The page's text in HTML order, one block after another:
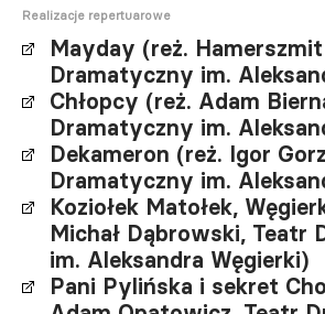
Realizacje repertuarowe
Mayday (reż.
Dramatyczny im.
Chłopcy (reż. Adam
Dramatyczny im.
Dekameron (reż. Igor
Dramatyczny im.
Koziołek Matołek,
Michał Dąbrowski, Teatr
im. Aleksandra Węgierki)
Pani Pylińska i sekret